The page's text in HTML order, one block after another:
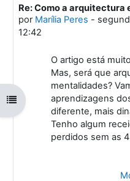
Abrir índice da disciplina
Em resposta a 'Vitor
Re: Como a arquitectura
por Marília Peres -
12:42
O artigo está
Mas, será que
mentalidades?
aprendizagens
diferente, mais
Tenho algum
perdidos sem as